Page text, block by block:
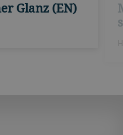
Glanz (EN)